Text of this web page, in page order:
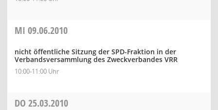
MI 09.06.2010
nicht öffentliche Sitzung der SPD-Fraktion in der
Verbandsversammlung des Zweckverbandes VRR
10:00-11:00 Uhr
DO 25.03.2010